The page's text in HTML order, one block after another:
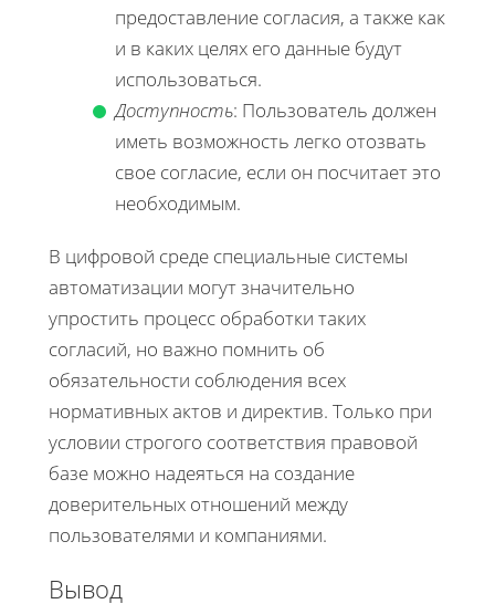
предоставление согласия, а также как
и в каких целях его данные будут
использоваться.
Доступность: Пользователь должен
иметь возможность легко отозвать
свое согласие, если он посчитает это
необходимым.
В цифровой среде специальные системы
автоматизации могут значительно
упростить процесс обработки таких
согласий, но важно помнить об
обязательности соблюдения всех
нормативных актов и директив. Только при
условии строгого соответствия правовой
базе можно надеяться на создание
доверительных отношений между
пользователями и компаниями.
Вывод